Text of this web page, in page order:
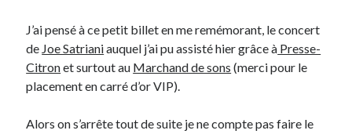
Derniers articles
Municipales 2026 : Lyon, Métropole et Caluire, mon choix pour l’avenir
Lyon !
J’ai pensé à ce petit billet en me remémorant, le concert
de Joe Satrianiauquel j’ai pu assisté hier grâce à Presse-
Citronet surtout au Marchand de sons (merci pour le
placement en carré d’or VIP).
Alors on s’arrête tout de suite je ne compte pas faire le